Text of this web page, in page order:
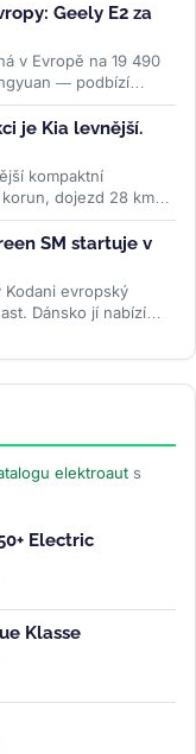
Geely E2 za
v Evropě na 19 490
— podbízí
je Kia levnější.
kompaktní
dojezd 28 km,
SM startuje v
Kodani evropský
Dánsko jí nabízí
elektroaut s
Electric
Klasse